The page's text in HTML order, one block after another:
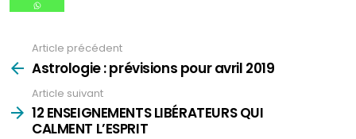
plus
Article précédent
Astrologie : prévisions pour avril 2019
Article suivant
12 ENSEIGNEMENTS LIBÉRATEURS QUI
CALMENT L’ESPRIT